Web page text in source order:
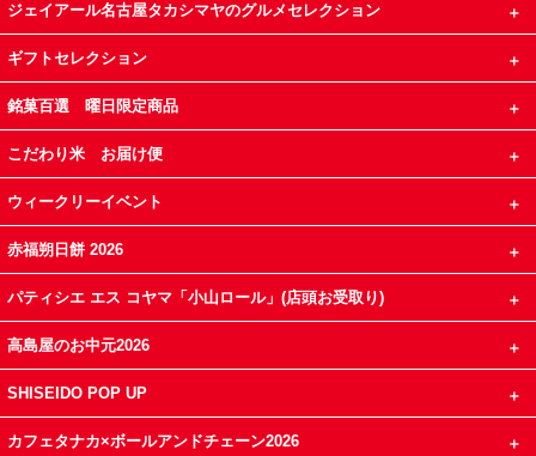
ジェイアール名古屋タカシマヤのグルメセレクション
ギフトセレクション
銘菓百選 曜日限定商品
こだわり米 お届け便
ウィークリーイベント
赤福朔日餅 2026
パティシエ エス コヤマ「小山ロール」(店頭お受取り)
高島屋のお中元2026
SHISEIDO POP UP
カフェタナカ×ボールアンドチェーン2026